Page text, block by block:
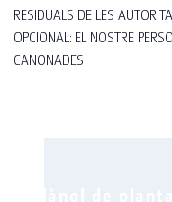
RESIDUALS DE LES
OPCIONAL: EL NOSTRE
CANONADES